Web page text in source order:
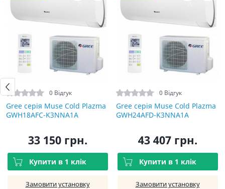
0 Відгук
Gree серія Muse Cold Plazma
GWH18AFC-K3NNA1A
33 150 грн.
Купити в 1 клік
Замовити установку
0 Відгук
Gree серія Muse Cold Plazma
GWH24AFD-K3NNA1A
43 407 грн.
Купити в 1 клік
Замовити установку